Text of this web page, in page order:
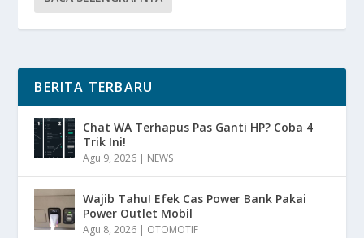
BERITA TERBARU
Chat WA Terhapus Pas Ganti HP? Coba 4
Trik Ini!
Agu 9, 2026 | NEWS
Wajib Tahu! Efek Cas Power Bank Pakai
Power Outlet Mobil
Agu 8, 2026 | OTOMOTIF